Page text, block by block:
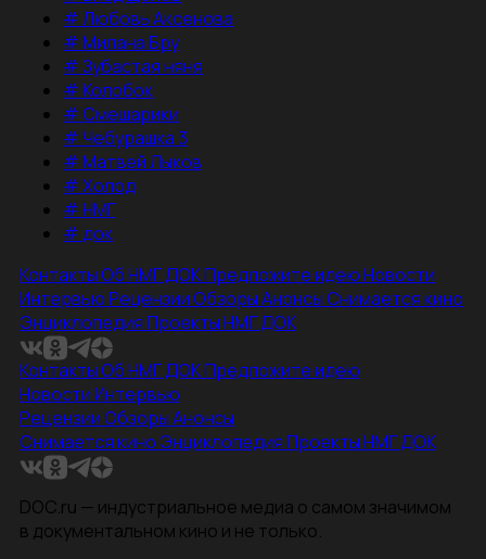
#Любовь Аксенова
#Милана Бру
#Зубастая няня
#Колобок
#Смешарики
#Чебурашка 3
#Матвей Лыков
#Холод
#НМГ
#док
КонтактыОб НМГ ДОКПредложите идеюНовости
ИнтервьюРецензииОбзорыАнонсыСнимается кино
ЭнциклопедияПроекты НМГ ДОК
КонтактыОб НМГ ДОКПредложите идею
НовостиИнтервью
РецензииОбзорыАнонсы
Снимается кино ЭнциклопедияПроекты НМГ ДОК
DOC.ru — индустриальное медиа о самом значимом
в документальном кино и не только.